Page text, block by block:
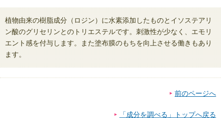
植物由来の樹脂成分（ロジン）に水素添加したものとイソステアリ
ン酸のグリセリンとのトリエステルです。刺激性が少なく、エモリ
エント感を付与します。また塗布膜のもちを向上させる働きもあり
ます。
前のページへ
「成分を調べる」トップへ戻る